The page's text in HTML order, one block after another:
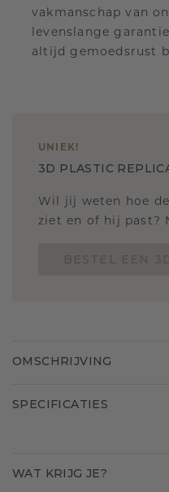
vakmanschap van
levenslange
altijd gemoedsrust
UNIEK!
3D PLASTIC
Wil jij weten hoe
ziet en of hij past?
OMSCHRIJVING
SPECIFICATIES
WAT KRIJG JE?